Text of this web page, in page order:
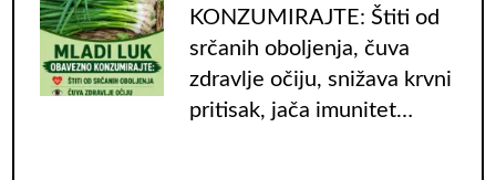
KONZUMIRAJTE: Štiti od
srčanih oboljenja, čuva
zdravlje očiju, snižava krvni
pritisak, jača imunitet…